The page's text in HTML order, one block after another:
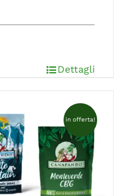
Dettagli
in offerta!